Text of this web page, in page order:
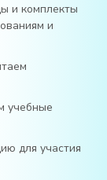
и комплекты
и
учебные
для участия